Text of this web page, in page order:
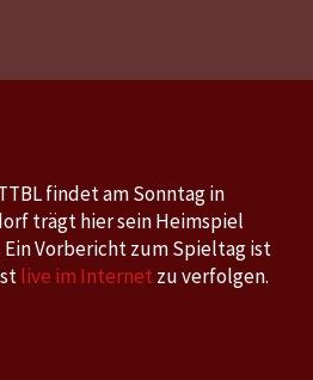
findet am Sonntag in
trägt hier sein Heimspiel
Ein Vorbericht zum Spieltag ist
live im Internet zu verfolgen.